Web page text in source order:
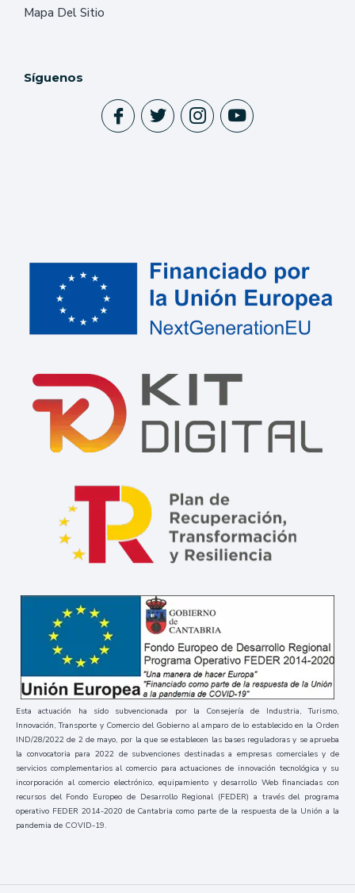
Mapa Del Sitio
Síguenos
Esta actuación ha sido subvencionada por la Consejería de Industria, Turismo,
Innovación, Transporte y Comercio del Gobierno al amparo de lo establecido en la Orden
IND/28/2022 de 2 de mayo, por la que se establecen las bases reguladoras y se aprueba
la convocatoria para 2022 de subvenciones destinadas a empresas comerciales y de
servicios complementarios al comercio para actuaciones de innovación tecnológica y su
incorporación al comercio electrónico, equipamiento y desarrollo Web financiadas con
recursos del Fondo Europeo de Desarrollo Regional (FEDER) a través del programa
operativo FEDER 2014-2020 de Cantabria como parte de la respuesta de la Unión a la
pandemia de COVID-19.